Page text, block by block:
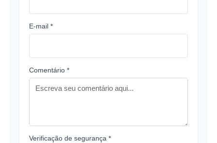
E-mail *
Comentário *
Verificação de segurança *